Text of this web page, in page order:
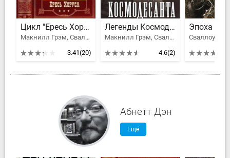
Цикл "Ересь Хоруса". Компиляция. Книги 1-20
Макнилл Грэм, Сваллоу Джеймс, Абнетт Дэн, Дембски-Боуден Аарон, Каунтер Бен, Торп Гэв, Swallow James, Сканлон Митчел, Майк Ли, MvNeill Graham
3.41(20)
Легенды Космодесанта
Макнилл Грэм, Сваллоу Джеймс, Дембски-Боуден Аарон, Каунтер Бен, Ким Ник, Грин Джонатан, Сканлон Митчел, Уильямс Ричард, Гото К. С., Кирни Пол
4.6(2)
Эпоха
Абнетт Дэн
Ещё